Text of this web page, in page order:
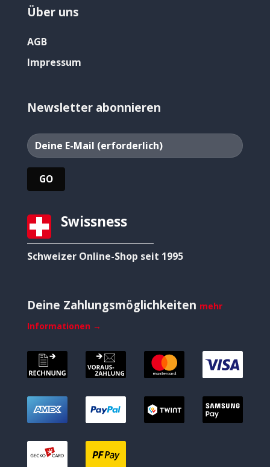
Über uns
AGB
Impressum
Newsletter abonnieren
Swissness
Schweizer Online-Shop seit 1995
Deine Zahlungsmöglichkeiten mehr
Informationen →